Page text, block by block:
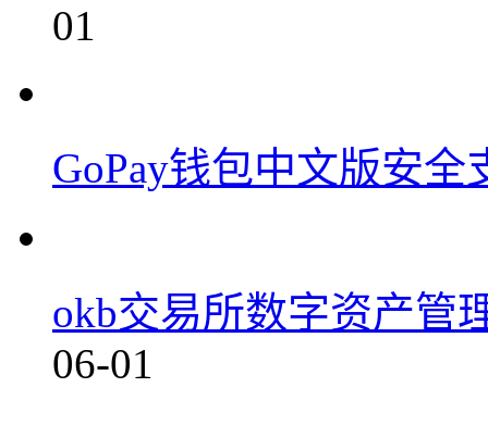
01
GoPay钱包中文版安全
okb交易所数字资产管
06-01